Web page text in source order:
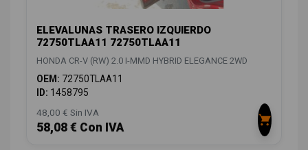
ELEVALUNAS TRASERO IZQUIERDO
72750TLAA11 72750TLAA11
HONDA CR-V (RW) 2.0 I-MMD HYBRID ELEGANCE 2WD
OEM: 72750TLAA11
ID: 1458795
48,00 € Sin IVA
58,08 € Con IVA